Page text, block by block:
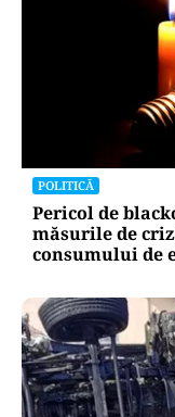
POLITICĂ
Pericol de
măsurile de
consumului de